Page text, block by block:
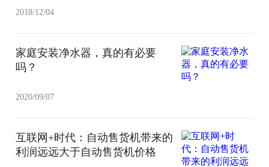
2018/12/04
家庭安装净水器，真的有必要
吗？
2020/09/07
互联网+时代：自动售货机带来的
利润远远大于自动售货机价格